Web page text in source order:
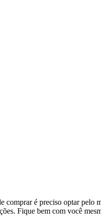
comprar é preciso optar pelo
Fique bem com você